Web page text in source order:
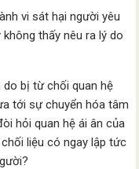
vi sát hại người yêu
thấy nêu ra lý do
bị từ chối quan hệ
tới sự chuyển hóa tâm
hỏi quan hệ ái ân của
liệu có ngay lập tức